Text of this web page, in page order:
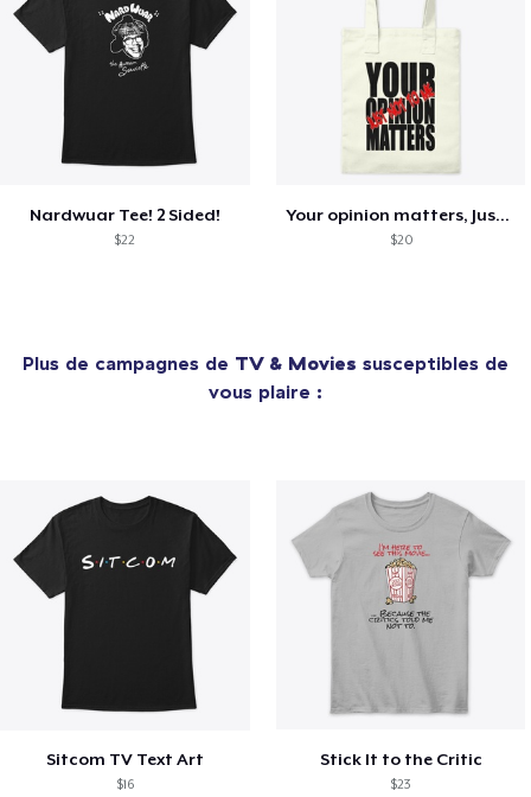
Nardwuar Tee! 2 Sided!
$22
Your opinion matters, Just not to me!
$20
Plus de campagnes de TV & Movies susceptibles de
vous plaire :
Sitcom TV Text Art
$16
Stick It to the Critic
$23